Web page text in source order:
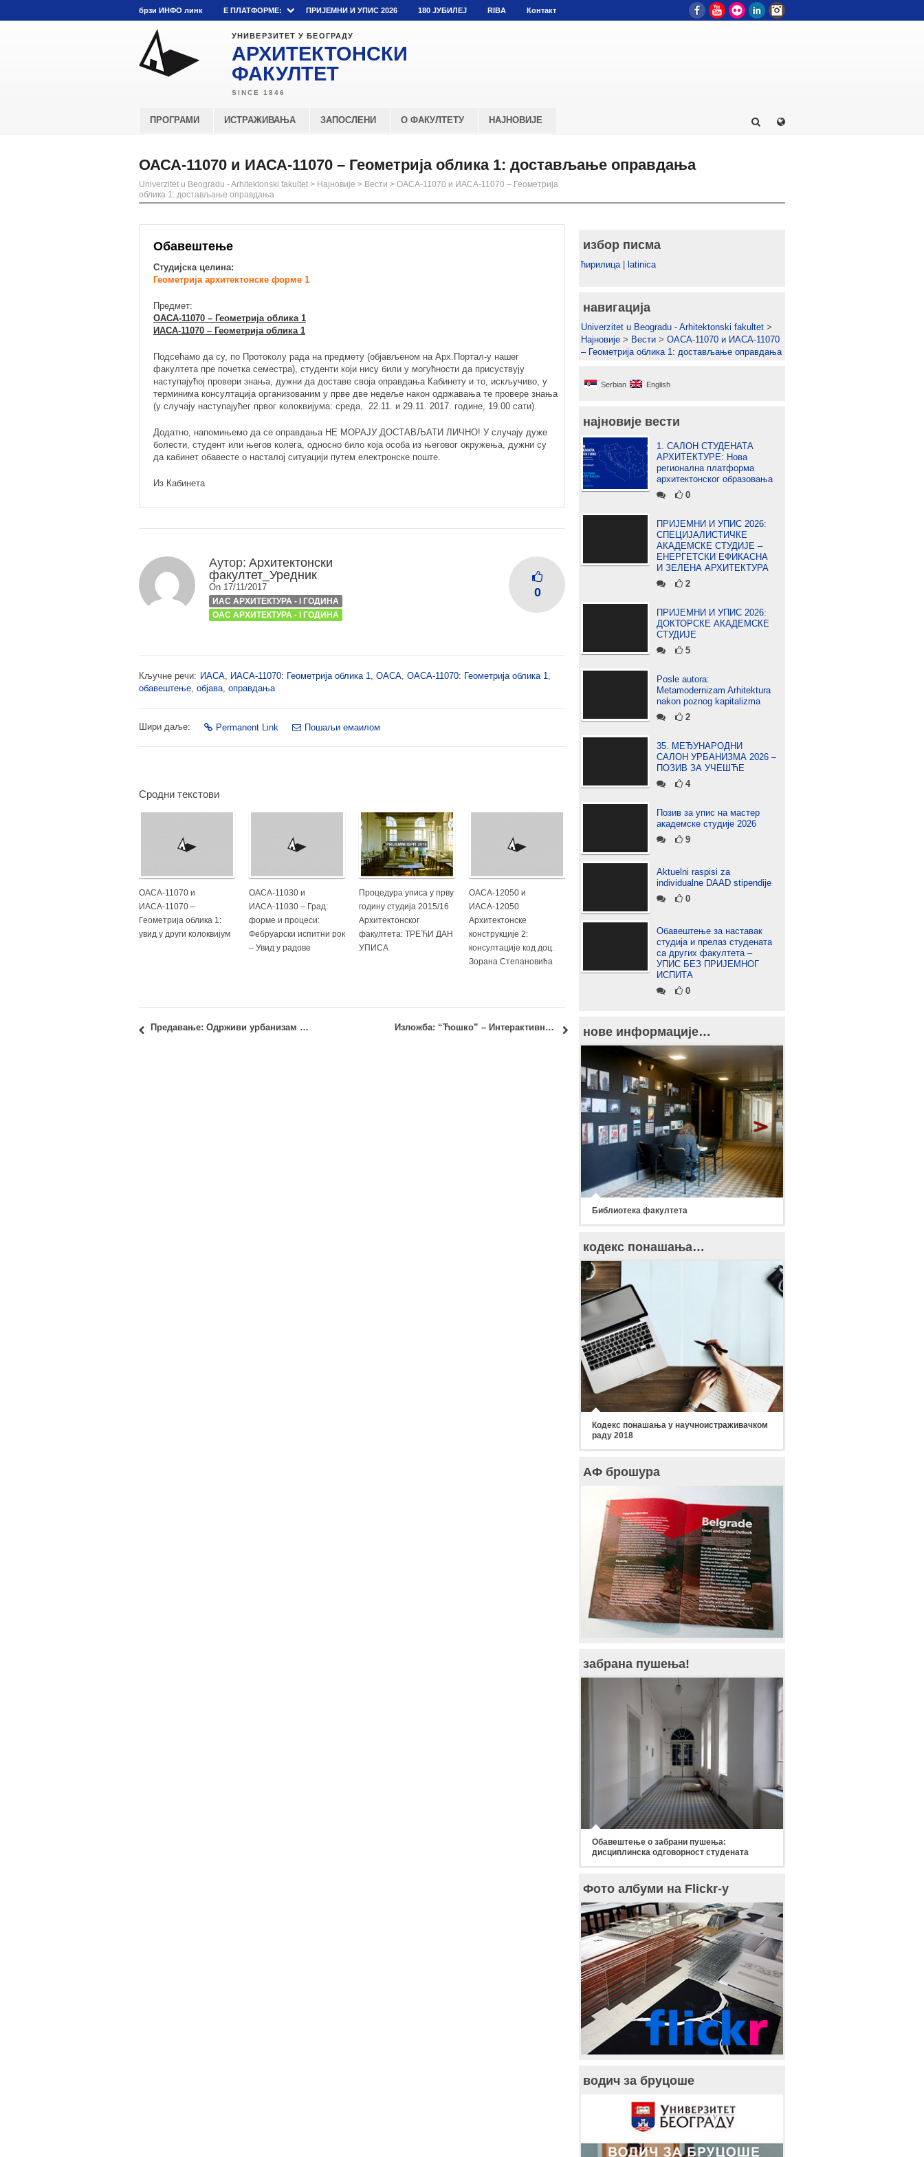
брзи ИНФО линк E ПЛАТФОРМЕ: ПРИЈЕМНИ И УПИС 2026 180 ЈУБИЛЕЈ RIBA Контакт FacebookYouTube
Flickr LinkedIn
УНИВЕРЗИТЕТ У БЕОГРАДУ
АРХИТЕКТОНСКИ
ФАКУЛТЕТ
ПРОГРАМИ ИСТРАЖИВАЊА ЗАПОСЛЕНИ О ФАКУЛТЕТУ НАЈНОВИЈЕ
ОАСА-11070 и ИАСА-11070 – Геометрија облика 1: достављање оправдања
Univerzitet u Beogradu - Arhitektonski fakultet > Најновије > Вести > ОАСА-11070 и ИАСА-11070 – Геометрија
облика 1: достављање оправдања
Обавештење
Студијска целина:
Геометрија архитектонске форме 1
Предмет:
ОАСА-11070 – Геометрија облика 1
ИАСА-11070 – Геометрија облика 1
Подсећамо да су, по Протоколу рада на предмету (објављеном на Арх.Портал-у нашег
факултета пре почетка семестра), студенти који нису били у могућности да присуствују
наступајућој провери знања, дужни да доставе своја оправдања Кабинету и то, искључиво, у
терминима консултација организованим у прве две недеље након одржавања те провере знања
(у случају наступајућег првог колоквијума: среда, 22.11. и 29.11. 2017. године, 19.00 сати).
Додатно, напомињемо да се оправдања НЕ МОРАЈУ ДОСТАВЉАТИ ЛИЧНО! У случају дуже
болести, студент или његов колега, односно било која особа из његовог окружења, дужни су
да кабинет обавесте о насталој ситуацији путем електронске поште.
Из Кабинета
Аутор: Архитектонски
факултет_Уредник
On 17/11/2017
ИАС АРХИТЕКТУРА - I ГОДИНА
ОАС АРХИТЕКТУРА - I ГОДИНА
0
Кључне речи: ИАСА, ИАСА-11070: Геометрија облика 1, ОАСА, ОАСА-11070: Геометрија облика 1,
обавештење, објава, оправдања
Шири даље: Permanent Link Пошаљи емаилом
Сродни текстови
ОАСА-11070 и
ИАСА-11070 –
Геометрија облика 1:
увид у други колоквијум
ОАСА-11030 и
ИАСА-11030 – Град:
форме и процеси:
Фебруарски испитни рок
– Увид у радове
Процедура уписа у прву
годину студија 2015/16
Архитектонског
факултета: ТРЕЋИ ДАН
УПИСА
ОАСА-12050 и
ИАСА-12050
Архитектонске
конструкције 2:
консултације код доц.
Зорана Степановића
Предавање: Одрживи урбанизам и глобализација – проф. Асхраф М. Салама (Ashraf M. Salama) Изложба: “Ћошко” – Интерактивна просторна графика у Галерији ГрАФ
избор писма
ћирилица| latinica
навигација
Univerzitet u Beogradu - Arhitektonski fakultet >
Најновије > Вести > ОАСА-11070 и ИАСА-11070
– Геометрија облика 1: достављање оправдања
Serbian English
најновије вести
1. САЛОН СТУДЕНАТА
АРХИТЕКТУРЕ: Нова
регионална платформа
архитектонског образовања
0
ПРИЈЕМНИ И УПИС 2026:
СПЕЦИЈАЛИСТИЧКЕ
АКАДЕМСКЕ СТУДИЈЕ –
ЕНЕРГЕТСКИ ЕФИКАСНА
И ЗЕЛЕНА АРХИТЕКТУРА
2
ПРИЈЕМНИ И УПИС 2026:
ДОКТОРСКЕ АКАДЕМСКЕ
СТУДИЈЕ
5
Posle autora:
Metamodernizam Arhitektura
nakon poznog kapitalizma
2
35. МЕЂУНАРОДНИ
САЛОН УРБАНИЗМА 2026 –
ПОЗИВ ЗА УЧЕШЋЕ
4
Позив за упис на мастер
академске студије 2026
9
Aktuelni raspisi za
individualne DAAD stipendije
0
Обавештење за наставак
студија и прелаз студената
са других факултета –
УПИС БЕЗ ПРИЈЕМНОГ
ИСПИТА
0
нове информације…
Библиотека факултета
кодекс понашања…
Кодекс понашања у научноистраживачком
раду 2018
АФ брошура
забрана пушења!
Обавештење о забрани пушења:
дисциплинска одговорност студената
Фото албуми на Flickr-у
водич за бруцоше